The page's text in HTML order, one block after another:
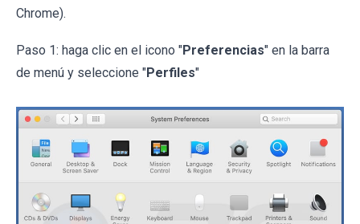
Chrome).
Paso 1: haga clic en el icono "Preferencias" en la barra
de menú y seleccione "Perfiles"